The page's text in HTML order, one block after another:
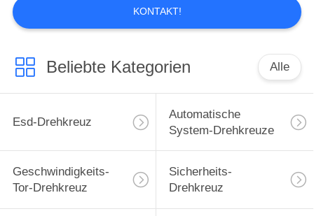
Esd-Rohr
32
KONTAKT!
Beliebte Kategorien Alle
Esd-Drehkreuz
Automatische
System-Drehkreuze
Geschwindigkeits-
Tor-Drehkreuz
Sicherheits-
Drehkreuz